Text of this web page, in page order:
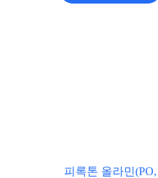
피록톤 올라민(PO,